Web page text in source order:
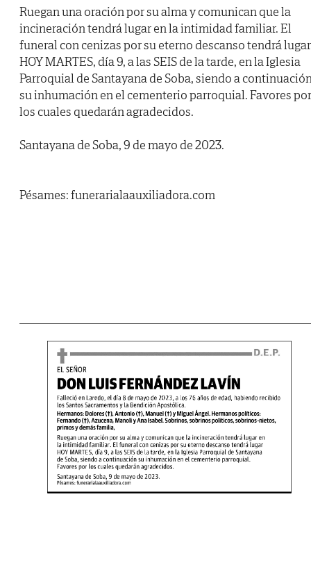
Ruegan una oración por su alma y comunican que la
incineración tendrá lugar en la intimidad familiar. El
funeral con cenizas por su eterno descanso tendrá lugar
HOY MARTES, día 9, a las SEIS de la tarde, en la Iglesia
Parroquial de Santayana de Soba, siendo a
su inhumación en el cementerio parroquial. Favores por
los cuales quedarán agradecidos.
Santayana de Soba, 9 de mayo de 2023.
Pésames: funerarialaauxiliadora.com